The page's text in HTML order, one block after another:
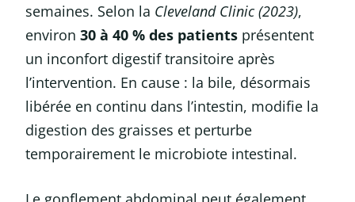
semaines. Selon la Cleveland Clinic (2023),
environ 30 à 40 % des patients présentent
un inconfort digestif transitoire après
l’intervention. En cause : la bile, désormais
libérée en continu dans l’intestin, modifie la
digestion des graisses et perturbe
temporairement le microbiote intestinal.